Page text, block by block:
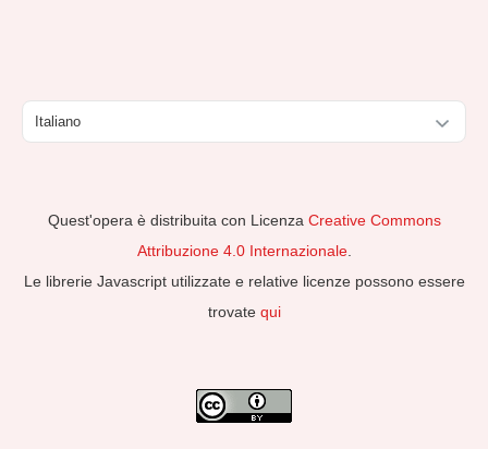
Scegli
una
Quest'opera è distribuita con Licenza Creative Commons
Attribuzione 4.0 Internazionale.
Le librerie Javascript utilizzate e relative licenze possono essere
trovate qui